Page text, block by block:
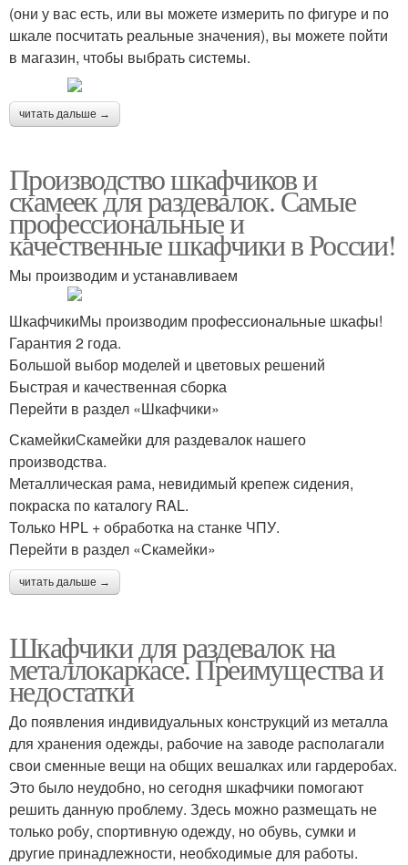
(они у вас есть, или вы можете измерить по фигуре и по
шкале посчитать реальные значения), вы можете пойти
в магазин, чтобы выбрать системы.
читать дальше →
Производство шкафчиков и
скамеек для раздевалок. Самые
профессиональные и
качественные шкафчики в России!
Мы производим и устанавливаем
ШкафчикиМы производим профессиональные шкафы!
Гарантия 2 года.
Большой выбор моделей и цветовых решений
Быстрая и качественная сборка
Перейти в раздел «Шкафчики»
СкамейкиСкамейки для раздевалок нашего
производства.
Металлическая рама, невидимый крепеж сидения,
покраска по каталогу RAL.
Только HPL + обработка на станке ЧПУ.
Перейти в раздел «Скамейки»
читать дальше →
Шкафчики для раздевалок на
металлокаркасе. Преимущества и
недостатки
До появления индивидуальных конструкций из металла
для хранения одежды, рабочие на заводе располагали
свои сменные вещи на общих вешалках или гардеробах.
Это было неудобно, но сегодня шкафчики помогают
решить данную проблему. Здесь можно размещать не
только робу, спортивную одежду, но обувь, сумки и
другие принадлежности, необходимые для работы.